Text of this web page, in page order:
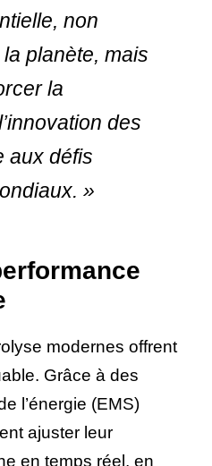
non
planète, mais
la
des
aux défis
»
modernes offrent
Grâce à des
l’énergie (EMS)
ajuster leur
en temps réel, en